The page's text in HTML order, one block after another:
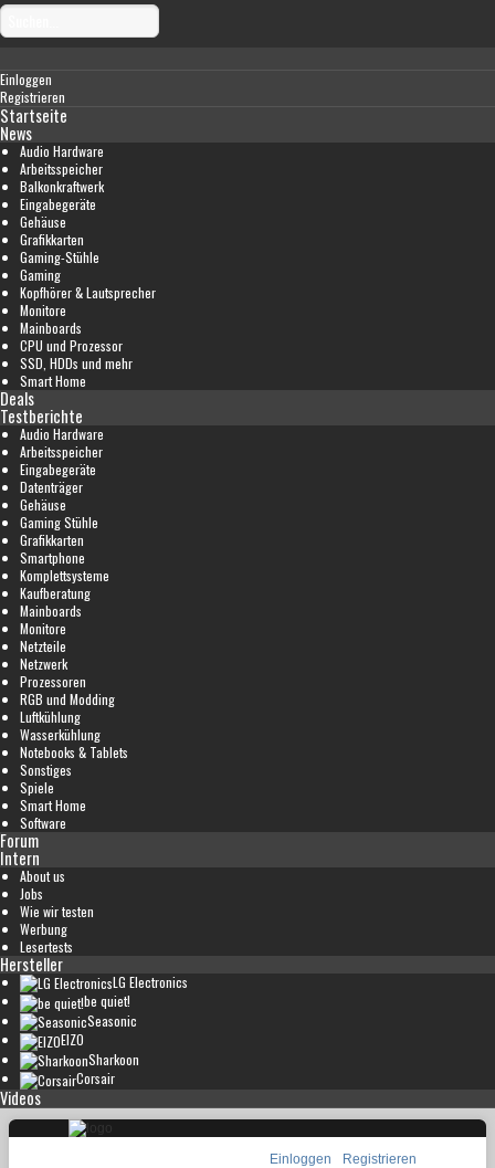
Einloggen
Registrieren
Startseite
News
Audio Hardware
Arbeitsspeicher
Balkonkraftwerk
Eingabegeräte
Gehäuse
Grafikkarten
Gaming-Stühle
Gaming
Kopfhörer & Lautsprecher
Monitore
Mainboards
CPU und Prozessor
SSD, HDDs und mehr
Smart Home
Deals
Testberichte
Audio Hardware
Arbeitsspeicher
Eingabegeräte
Datenträger
Gehäuse
Gaming Stühle
Grafikkarten
Smartphone
Komplettsysteme
Kaufberatung
Mainboards
Monitore
Netzteile
Netzwerk
Prozessoren
RGB und Modding
Luftkühlung
Wasserkühlung
Notebooks & Tablets
Sonstiges
Spiele
Smart Home
Software
Forum
Intern
About us
Jobs
Wie wir testen
Werbung
Lesertests
Hersteller
LG Electronics
be quiet!
Seasonic
EIZO
Sharkoon
Corsair
Videos
Einloggen Registrieren